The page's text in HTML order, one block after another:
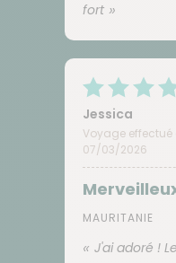
fort
Jessica
Voyage
07/03/2026
MAURITANIE
J'ai adoré !